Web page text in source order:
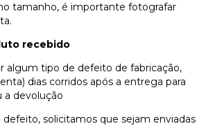
tamanho, é importante fotografar
recebido
algum tipo de defeito de fabricação,
dias corridos após a entrega para
a devolução
defeito, solicitamos que sejam enviadas